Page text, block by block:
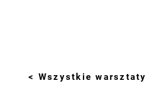
< Wszystkie warsztaty